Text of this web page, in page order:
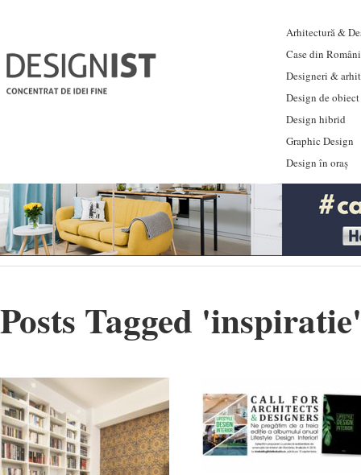
Arhitectură &
Case din
Designeri &
Design de obiect
Design hibrid
Graphic Design
Design în oraș
Posts Tagged 'inspiratie'